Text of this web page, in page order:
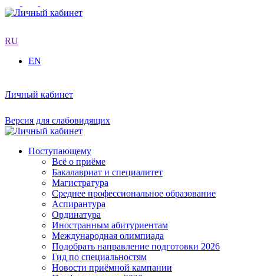
RU
EN
Личный кабинет
Версия для слабовидящих
Поступающему
Всё о приёме
Бакалавриат и специалитет
Магистратура
Среднее профессиональное образование
Аспирантура
Ординатура
Иностранным абитуриентам
Международная олимпиада
Подобрать направление подготовки 2026
Гид по специальностям
Новости приёмной кампании